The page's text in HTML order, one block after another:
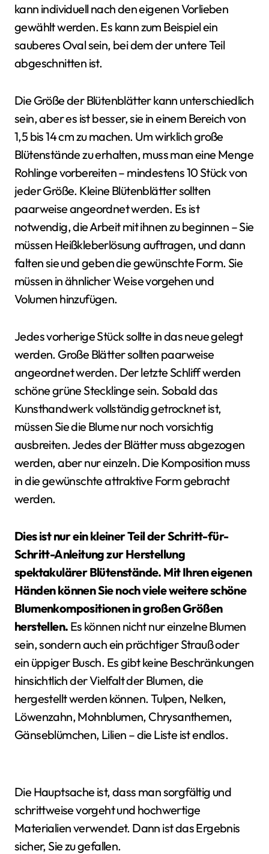
kann individuell nach den eigenen Vorlieben
gewählt werden. Es kann zum Beispiel ein
sauberes Oval sein, bei dem der untere Teil
abgeschnitten ist.
Die Größe der Blütenblätter kann unterschiedlich
sein, aber es ist besser, sie in einem Bereich von
1,5 bis 14 cm zu machen. Um wirklich große
Blütenstände zu erhalten, muss man eine Menge
Rohlinge vorbereiten – mindestens 10 Stück von
jeder Größe. Kleine Blütenblätter sollten
paarweise angeordnet werden. Es ist
notwendig, die Arbeit mit ihnen zu beginnen – Sie
müssen Heißkleberlösung auftragen, und dann
falten sie und geben die gewünschte Form. Sie
müssen in ähnlicher Weise vorgehen und
Volumen hinzufügen.
Jedes vorherige Stück sollte in das neue gelegt
werden. Große Blätter sollten paarweise
angeordnet werden. Der letzte Schliff werden
schöne grüne Stecklinge sein. Sobald das
Kunsthandwerk vollständig getrocknet ist,
müssen Sie die Blume nur noch vorsichtig
ausbreiten. Jedes der Blätter muss abgezogen
werden, aber nur einzeln. Die Komposition muss
in die gewünschte attraktive Form gebracht
werden.
Dies ist nur ein kleiner Teil der Schritt-für-
Schritt-Anleitung zur Herstellung
spektakulärer Blütenstände. Mit Ihren eigenen
Händen können Sie noch viele weitere schöne
Blumenkompositionen in großen Größen
herstellen. Es können nicht nur einzelne Blumen
sein, sondern auch ein prächtiger Strauß oder
ein üppiger Busch. Es gibt keine Beschränkungen
hinsichtlich der Vielfalt der Blumen, die
hergestellt werden können. Tulpen, Nelken,
Löwenzahn, Mohnblumen, Chrysanthemen,
Gänseblümchen, Lilien – die Liste ist endlos.
Die Hauptsache ist, dass man sorgfältig und
schrittweise vorgeht und hochwertige
Materialien verwendet. Dann ist das Ergebnis
sicher, Sie zu gefallen.